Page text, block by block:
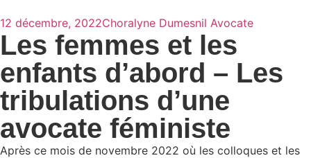
12 décembre, 2022Choralyne Dumesnil Avocate
Les femmes et les
enfants d’abord – Les
tribulations d’une
avocate féministe
Après ce mois de novembre 2022 où les colloques et les